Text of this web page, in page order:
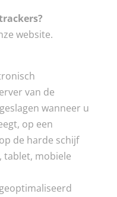
website.
van de
wanneer u
op een
de harde schijf
tablet, mobiele